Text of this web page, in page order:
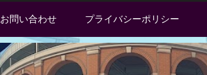
お問い合わせ プライバシーポリシー